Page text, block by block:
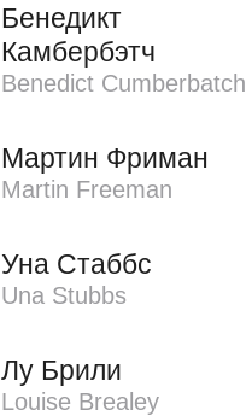
Бенедикт
Камбербэтч
Benedict Cumberbatch
Мартин Фриман
Martin Freeman
Уна Стаббс
Una Stubbs
Лу Брили
Louise Brealey